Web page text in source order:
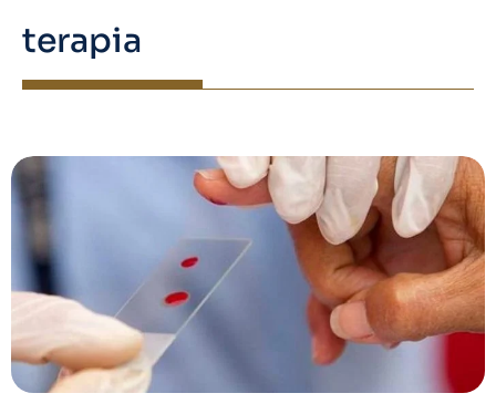
terapia